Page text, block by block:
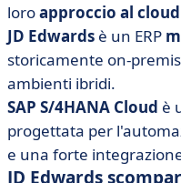
loroapproccio al cloud
JD Edwards è un ERP
storicamente on-
ambienti ibridi.
SAP S/4HANA Cloud è
progettata per
e una forte
JD Edwards